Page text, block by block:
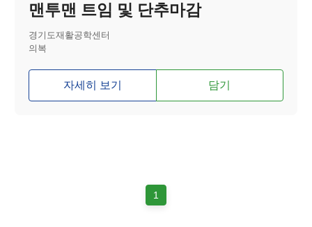
맨투맨 트임 및 단추마감
경기도재활공학센터
의복
자세히 보기 담기
1